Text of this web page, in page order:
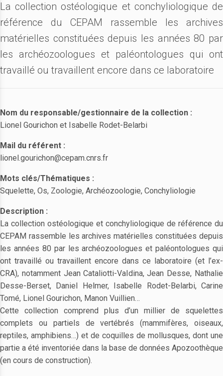
La collection ostéologique et conchyliologique de
référence du CEPAM rassemble les archives
matérielles constituées depuis les années 80 par
les archéozoologues et paléontologues qui ont
travaillé ou travaillent encore dans ce laboratoire
Nom du responsable/gestionnaire de la collection :
Lionel Gourichon et Isabelle Rodet-Belarbi
Mail du référent :
lionel.gourichon@cepam.cnrs.fr
Mots clés/Thématiques :
Squelette, Os, Zoologie, Archéozoologie, Conchyliologie
Description :
La collection ostéologique et conchyliologique de référence du
CEPAM rassemble les archives matérielles constituées depuis
les années 80 par les archéozoologues et paléontologues qui
ont travaillé ou travaillent encore dans ce laboratoire (et l’ex-
CRA), notamment Jean Cataliotti-Valdina, Jean Desse, Nathalie
Desse-Berset, Daniel Helmer, Isabelle Rodet-Belarbi, Carine
Tomé, Lionel Gourichon, Manon Vuillien…
Cette collection comprend plus d’un millier de squelettes
complets ou partiels de vertébrés (mammifères, oiseaux,
reptiles, amphibiens…) et de coquilles de mollusques, dont une
partie a été inventoriée dans la base de données Apozoothèque
(en cours de construction).